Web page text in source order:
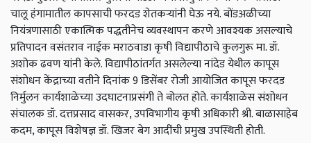
चालू हंगामातील कापसाची फरदड शेतकऱ्यांनी घेऊ नये. बोंडअळीच्‍या
नियंत्रणासाठी एकात्मिक पद्धतीनेच व्यवस्थापन करणे आवश्यक असल्‍याचे
प्रतिपादन वसंतराव नाईक मराठवाडा कृषी विद्यापीठाचे कुलगुरू मा. डॉ.
अशोक ढवण यांनी केले. विद्यापीठांतर्गत असलेल्‍या नांदेड येथील कापूस
संशोधन केंद्राच्‍या वतीने दिनांक 9 डिसेंबर रोजी आयोजित कापूस फरदड
निर्मुलन कार्यशाळेच्‍या उदघाटनाप्रसंगी ते बोलत होते. कार्यशाळेस संशोधन
संचालक डॉ. दत्तप्रसाद वासकर, उपविभागीय कृषी अधिकारी श्री. बाळासाहेब
कदम, कापूस विशेषज्ञ डॉ. खिजर बेग आदींची प्रमुख उपस्थिती होती.